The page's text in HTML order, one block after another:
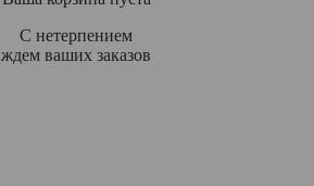
С нетерпением
ждем ваших заказов